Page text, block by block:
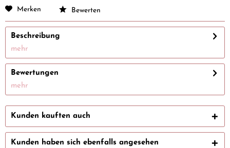
Merken
Bewerten
Beschreibung
mehr
Bewertungen
mehr
Kunden kauften auch
Kunden haben sich ebenfalls angesehen